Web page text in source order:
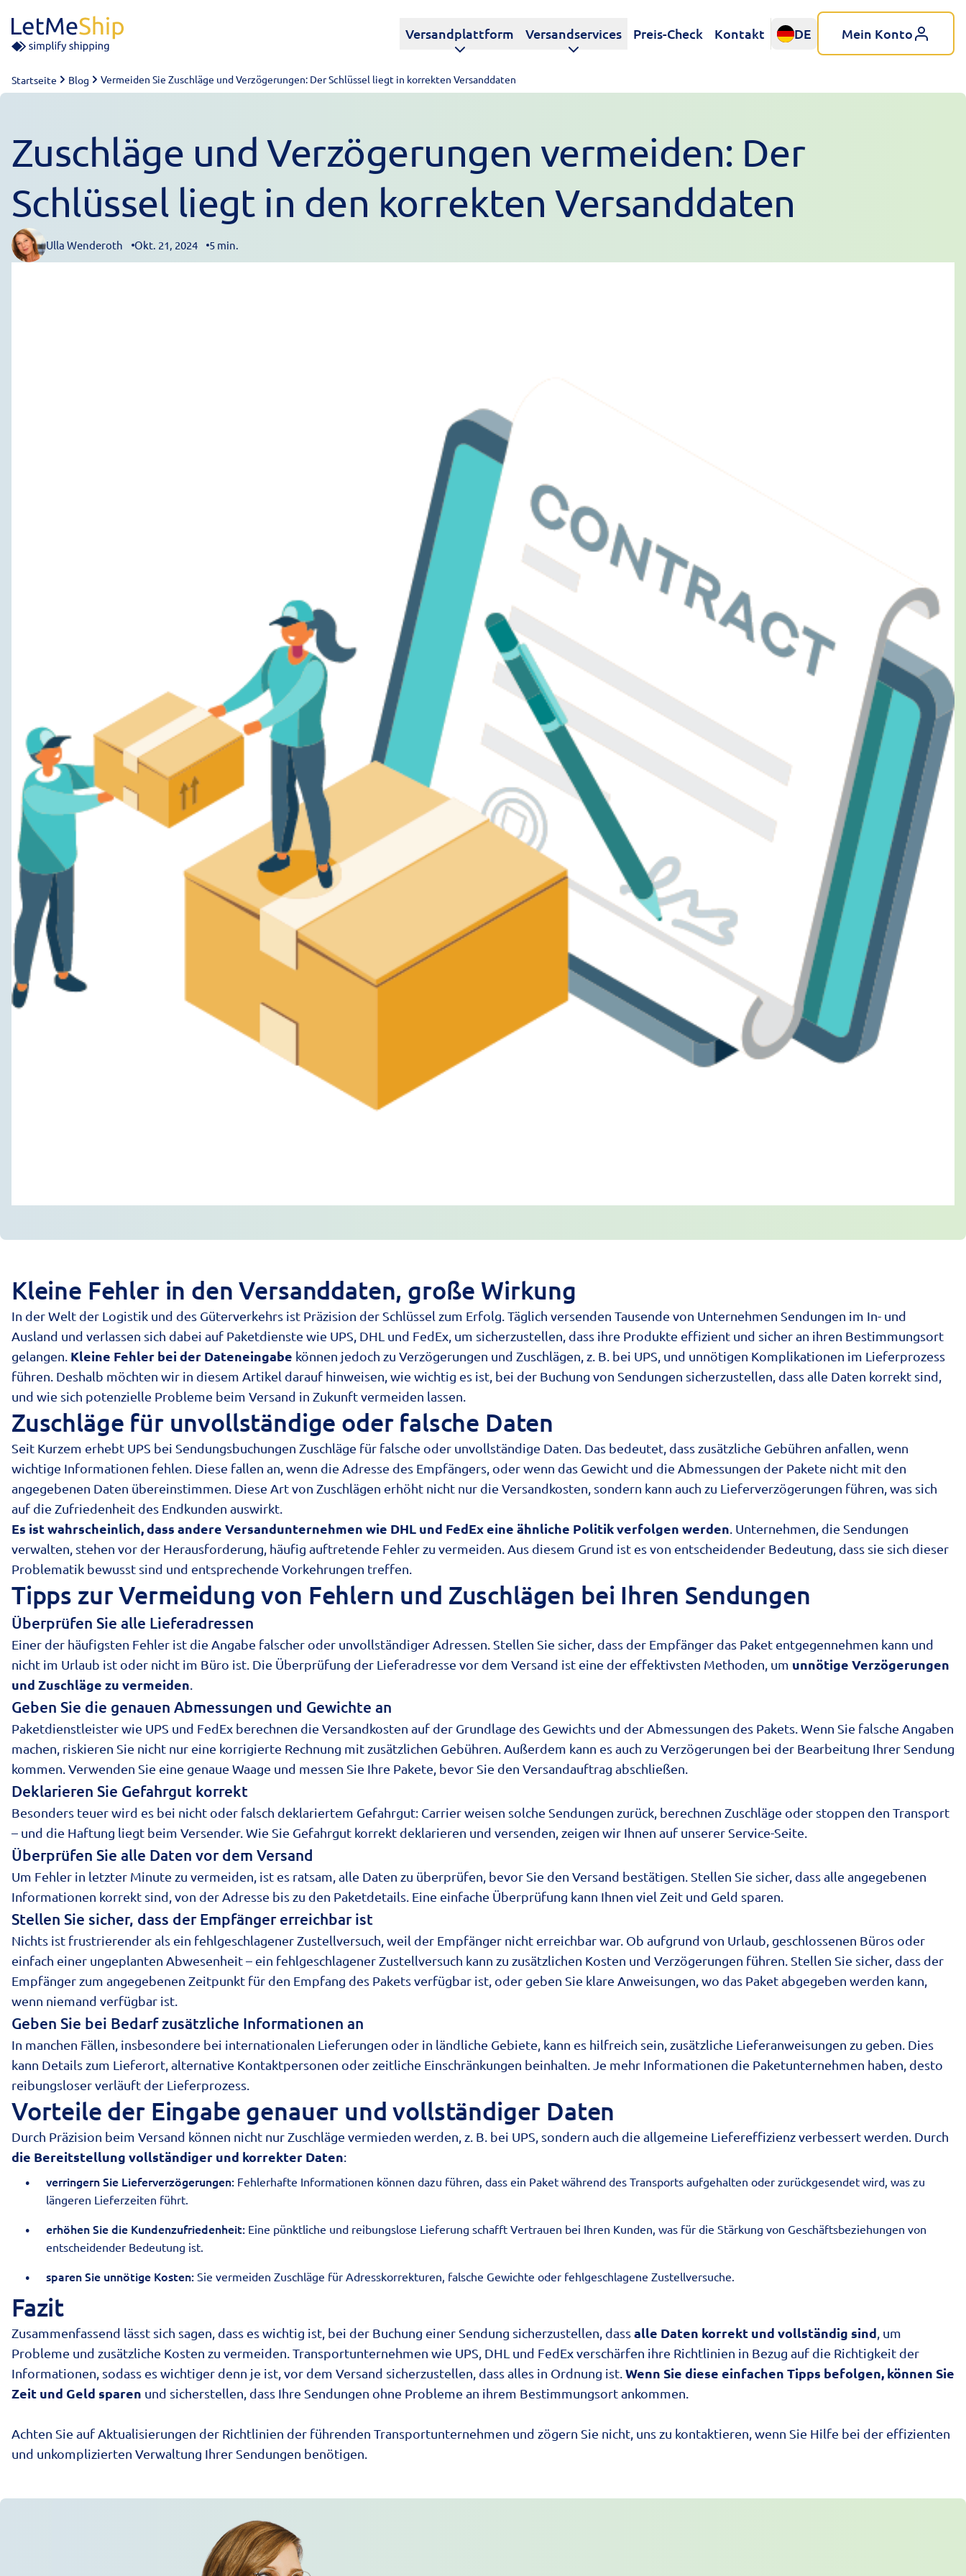
Versandplattform Versandservices Preis-Check Kontakt DE Mein Konto
Startseite Blog Vermeiden Sie Zuschläge und Verzögerungen: Der Schlüssel liegt in korrekten Versanddaten
Zuschläge und Verzögerungen vermeiden: Der
Schlüssel liegt in den korrekten Versanddaten
Posted by
Ulla Wenderoth Okt. 21, 2024 5 min.
Kleine Fehler in den Versanddaten, große Wirkung
In der Welt der Logistik und des Güterverkehrs ist Präzision der Schlüssel zum Erfolg. Täglich versenden Tausende von Unternehmen Sendungen im In- und
Ausland und verlassen sich dabei auf Paketdienste wie UPS, DHL und FedEx, um sicherzustellen, dass ihre Produkte effizient und sicher an ihren Bestimmungsort
gelangen. Kleine Fehler bei der Dateneingabe können jedoch zu Verzögerungen und Zuschlägen, z. B. bei UPS, und unnötigen Komplikationen im Lieferprozess
führen. Deshalb möchten wir in diesem Artikel darauf hinweisen, wie wichtig es ist, bei der Buchung von Sendungen sicherzustellen, dass alle Daten korrekt sind,
und wie sich potenzielle Probleme beim Versand in Zukunft vermeiden lassen.
Zuschläge für unvollständige oder falsche Daten
Seit Kurzem erhebt UPS bei Sendungsbuchungen Zuschläge für falsche oder unvollständige Daten. Das bedeutet, dass zusätzliche Gebühren anfallen, wenn
wichtige Informationen fehlen. Diese fallen an, wenn die Adresse des Empfängers, oder wenn das Gewicht und die Abmessungen der Pakete nicht mit den
angegebenen Daten übereinstimmen. Diese Art von Zuschlägen erhöht nicht nur die Versandkosten, sondern kann auch zu Lieferverzögerungen führen, was sich
auf die Zufriedenheit des Endkunden auswirkt.
Es ist wahrscheinlich, dass andere Versandunternehmen wie DHL und FedEx eine ähnliche Politik verfolgen werden . Unternehmen, die Sendungen
verwalten, stehen vor der Herausforderung, häufig auftretende Fehler zu vermeiden. Aus diesem Grund ist es von entscheidender Bedeutung, dass sie sich dieser
Problematik bewusst sind und entsprechende Vorkehrungen treffen.
Tipps zur Vermeidung von Fehlern und Zuschlägen bei Ihren Sendungen
Überprüfen Sie alle Lieferadressen
Einer der häufigsten Fehler ist die Angabe falscher oder unvollständiger Adressen. Stellen Sie sicher, dass der Empfänger das Paket entgegennehmen kann und
nicht im Urlaub ist oder nicht im Büro ist. Die Überprüfung der Lieferadresse vor dem Versand ist eine der effektivsten Methoden, um unnötige Verzögerungen
und Zuschläge zu vermeiden
Geben Sie die genauen Abmessungen und Gewichte an
Paketdienstleister wie UPS und FedEx berechnen die Versandkosten auf der Grundlage des Gewichts und der Abmessungen des Pakets . Wenn Sie falsche Angaben
machen, riskieren Sie nicht nur eine korrigierte Rechnung mit zusätzlichen Gebühren. Außerdem kann es auch zu Verzögerungen bei der Bearbeitung Ihrer Sendung
kommen. Verwenden Sie eine genaue Waage und messen Sie Ihre Pakete, bevor Sie den Versandauftrag abschließen.
Deklarieren Sie Gefahrgut korrekt
Besonders teuer wird es bei nicht oder falsch deklariertem Gefahrgut: Carrier weisen solche Sendungen zurück, berechnen Zuschläge oder stoppen den Transport
– und die Haftung liegt beim Versender. Wie Sie Gefahrgut korrekt deklarieren und versenden , zeigen wir Ihnen auf unserer Service-Seite.
Überprüfen Sie alle Daten vor dem Versand
Um Fehler in letzter Minute zu vermeiden, ist es ratsam, alle Daten zu überprüfen, bevor Sie den Versand bestätigen. Stellen Sie sicher, dass alle angegebenen
Informationen korrekt sind, von der Adresse bis zu den Paketdetails. Eine einfache Überprüfung kann Ihnen viel Zeit und Geld sparen.
Stellen Sie sicher, dass der Empfänger erreichbar ist
Nichts ist frustrierender als ein fehlgeschlagener Zustellversuch, weil der Empfänger nicht erreichbar war. Ob aufgrund von Urlaub, geschlossenen Büros oder
einfach einer ungeplanten Abwesenheit – ein fehlgeschlagener Zustellversuch kann zu zusätzlichen Kosten und Verzögerungen führen. Stellen Sie sicher, dass der
Empfänger zum angegebenen Zeitpunkt für den Empfang des Pakets verfügbar ist, oder geben Sie klare Anweisungen, wo das Paket abgegeben werden kann,
wenn niemand verfügbar ist.
Geben Sie bei Bedarf zusätzliche Informationen an
In manchen Fällen, insbesondere bei internationalen Lieferungen oder in ländliche Gebiete, kann es hilfreich sein, zusätzliche Lieferanweisungen zu geben. Dies
kann Details zum Lieferort, alternative Kontaktpersonen oder zeitliche Einschränkungen beinhalten. Je mehr Informationen die Paketunternehmen haben, desto
reibungsloser verläuft der Lieferprozess.
Vorteile der Eingabe genauer und vollständiger Daten
Durch Präzision beim Versand können nicht nur Zuschläge vermieden werden, z. B. bei UPS, sondern auch die allgemeine Liefereffizienz verbessert werden. Durch
die Bereitstellung vollständiger und korrekter Daten:
verringern Sie Lieferverzögerungen: Fehlerhafte Informationen können dazu führen, dass ein Paket während des Transports aufgehalten oder zurückgesendet wird, was zu
längeren Lieferzeiten führt.
erhöhen Sie die Kundenzufriedenheit: Eine pünktliche und reibungslose Lieferung schafft Vertrauen bei Ihren Kunden, was für die Stärkung von Geschäftsbeziehungen von
entscheidender Bedeutung ist.
sparen Sie unnötige Kosten: Sie vermeiden Zuschläge für Adresskorrekturen, falsche Gewichte oder fehlgeschlagene Zustellversuche.
Fazit
Zusammenfassend lässt sich sagen, dass es wichtig ist, bei der Buchung einer Sendung sicherzustellen, dassalle Daten korrekt und vollständig sind , um
Probleme und zusätzliche Kosten zu vermeiden. Transportunternehmen wie UPS, DHL und FedEx verschärfen ihre Richtlinien in Bezug auf die Richtigkeit der
Informationen, sodass es wichtiger denn je ist, vor dem Versand sicherzustellen, dass alles in Ordnung ist. Wenn Sie diese einfachen Tipps befolgen, können Sie
Zeit und Geld sparen und sicherstellen, dass Ihre Sendungen ohne Probleme an ihrem Bestimmungsort ankommen.
Achten Sie auf Aktualisierungen der Richtlinien der führenden Transportunternehmen und zögern Sie nicht, uns zu kontaktieren, wenn Sie Hilfe bei der effizienten
und unkomplizierten Verwaltung Ihrer Sendungen benötigen.